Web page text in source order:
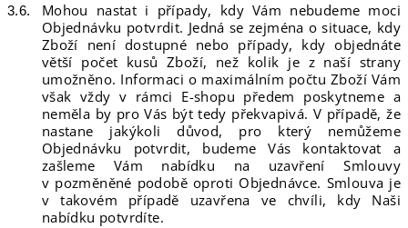
Mohou nastat i případy, kdy Vám nebudeme moci
Objednávku potvrdit. Jedná se zejména o situace, kdy
Zboží není dostupné nebo případy, kdy objednáte
větší počet kusů Zboží, než kolik je z naší strany
umožněno. Informaci o maximálním počtu Zboží Vám
však vždy v rámci E-shopu předem poskytneme a
neměla by pro Vás být tedy překvapivá. V případě, že
nastane jakýkoli důvod, pro který nemůžeme
Objednávku potvrdit, budeme Vás kontaktovat a
zašleme Vám nabídku na uzavření Smlouvy
v pozměněné podobě oproti Objednávce. Smlouva je
v takovém případě uzavřena ve chvíli, kdy Naši
nabídku potvrdíte.